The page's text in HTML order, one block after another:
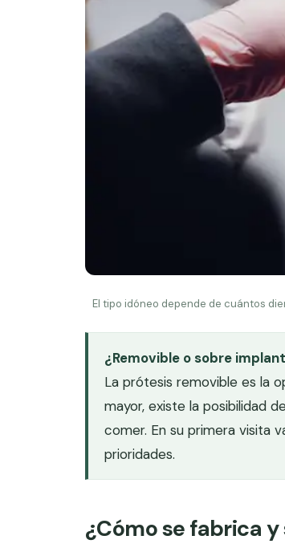
El tipo idóneo depende de cuántos
¿Removible o sobre
La prótesis removible es la
mayor, existe la posibilidad
comer. En su primera visita
prioridades.
¿Cómo se fabrica